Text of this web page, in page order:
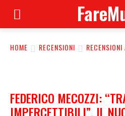
HOME RECENSIONI
FEDERICO MECOZZI:
IMPERCETTIBILI”, IL